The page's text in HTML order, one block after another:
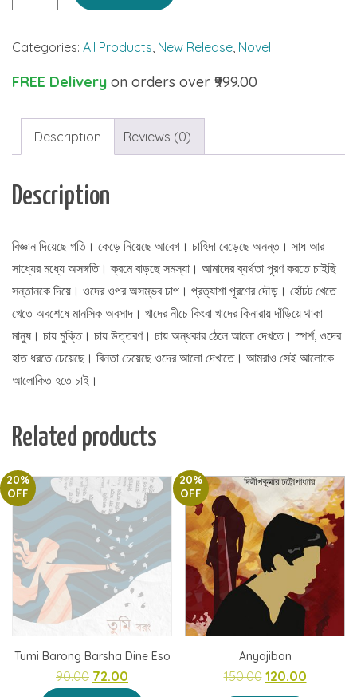
Categories: All Products, New Release, Novel
FREE Delivery on orders over ₹999.00
Description Reviews (0)
Description
বিজ্ঞান দিয়েছে গতি। কেড়ে নিয়েছে আবেগ। চাহিদা বেড়েছে অনন্ত। সাধ আর
সাধ্যের মধ্যে অসঙ্গতি। ক্রমে বাড়ছে সমস্যা। আমাদের ব্যর্থতা পূরণ করতে চাইছি
সন্তানকে দিয়ে। ওদের ওপর অসম্ভব চাপ। প্রত্যাশা পূরণের দৌড়। হোঁচট খেতে
খেতে অবশেষে মানসিক অবসাদ। খাদের নীচে কিংবা খাদের কিনারায় দাঁড়িয়ে থাকা
মানুষ। চায় মুক্তি। চায় উত্তরণ। চায় অন্ধকার ঠেলে আলো দেখতে। স্পর্শ, ওদের
হাত ধরতে চেয়েছে। বিনতা চেয়েছে ওদের আলো দেখাতে। আমরাও সেই আলোকে
আলোকিত হতে চাই।
Related products
20%
OFF
Tumi Barong Barsha Dine Eso
90.00 Original
72.00
20%
OFF
Anyajibon
150.00 Original
120.00Current